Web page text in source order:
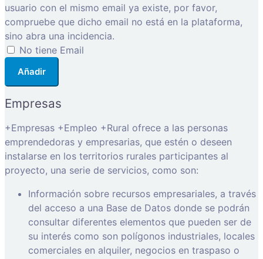
usuario con el mismo email ya existe, por favor,
compruebe que dicho email no está en la plataforma,
sino abra una incidencia.
No tiene Email
Añadir
Empresas
+Empresas +Empleo +Rural ofrece a las personas
emprendedoras y empresarias, que estén o deseen
instalarse en los territorios rurales participantes al
proyecto, una serie de servicios, como son:
Información sobre recursos empresariales, a través
del acceso a una Base de Datos donde se podrán
consultar diferentes elementos que pueden ser de
su interés como son polígonos industriales, locales
comerciales en alquiler, negocios en traspaso o